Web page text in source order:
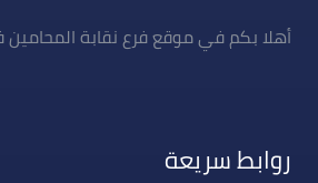
أهلا بكم في موقع فرع نقابة
روابط سريعة